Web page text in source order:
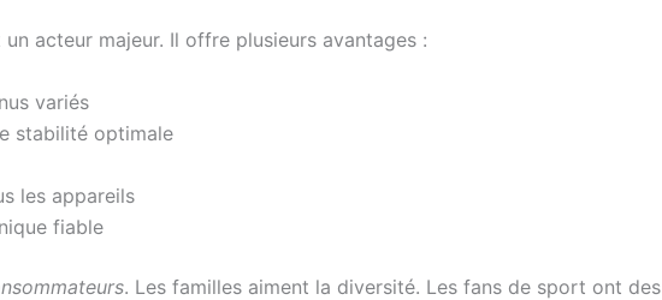
acteur majeur. Il offre plusieurs avantages :
variés
stabilité optimale
les appareils
fiable
. Les familles aiment la diversité. Les fans de sport ont des